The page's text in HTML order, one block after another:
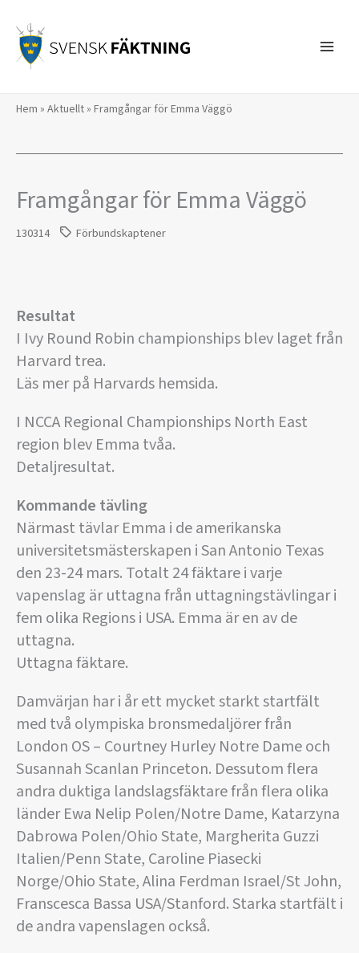
innehåll
Hem » Aktuellt» Framgångar för Emma Väggö
Framgångar för Emma Väggö
130314 Förbundskaptener
Resultat
I Ivy Round Robin championships blev laget från
Harvard trea.
Läs mer på Harvards hemsida.
I NCCA Regional Championships North East
region blev Emma tvåa.
Detaljresultat.
Kommande tävling
Närmast tävlar Emma i de amerikanska
universitetsmästerskapen i San Antonio Texas
den 23-24 mars. Totalt 24 fäktare i varje
vapenslag är uttagna från uttagningstävlingar i
fem olika Regions i USA. Emma är en av de
uttagna.
Uttagna fäktare.
Damvärjan har i år ett mycket starkt startfält
med två olympiska bronsmedaljörer från
London OS – Courtney Hurley Notre Dame och
Susannah Scanlan Princeton. Dessutom flera
andra duktiga landslagsfäktare från flera olika
länder Ewa Nelip Polen/Notre Dame, Katarzyna
Dabrowa Polen/Ohio State, Margherita Guzzi
Italien/Penn State, Caroline Piasecki
Norge/Ohio State, Alina Ferdman Israel/St John,
Franscesca Bassa USA/Stanford. Starka startfält i
de andra vapenslagen också.